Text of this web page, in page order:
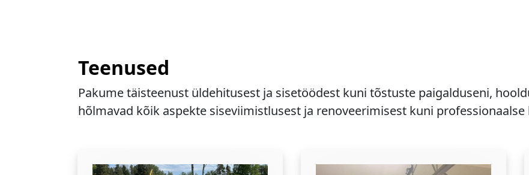
Teenused
Pakume täisteenust üldehitusest ja sisetöödest kuni tõstuste paigalduseni,
hõlmavad kõik aspekte siseviimistlusest ja renoveerimisest kuni